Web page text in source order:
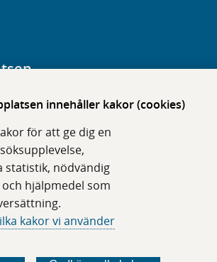
innehåller kakor (cookies)
för att ge dig en
statistik, nödvändig
hjälpmedel som
kakor vi använder
medier